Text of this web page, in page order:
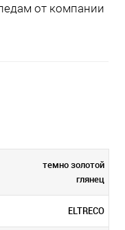
от компании
темно золотой
глянец
ELTRECO